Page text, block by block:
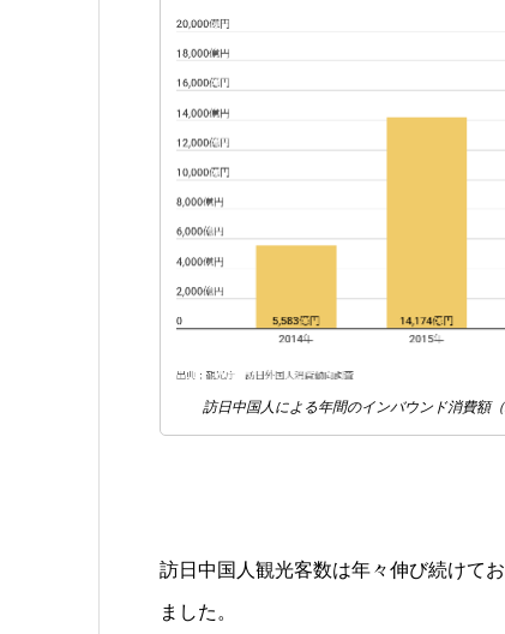
訪日中国人による年間のインバウンド消費
訪日中国人観光客数は年々伸び続けて
ました。